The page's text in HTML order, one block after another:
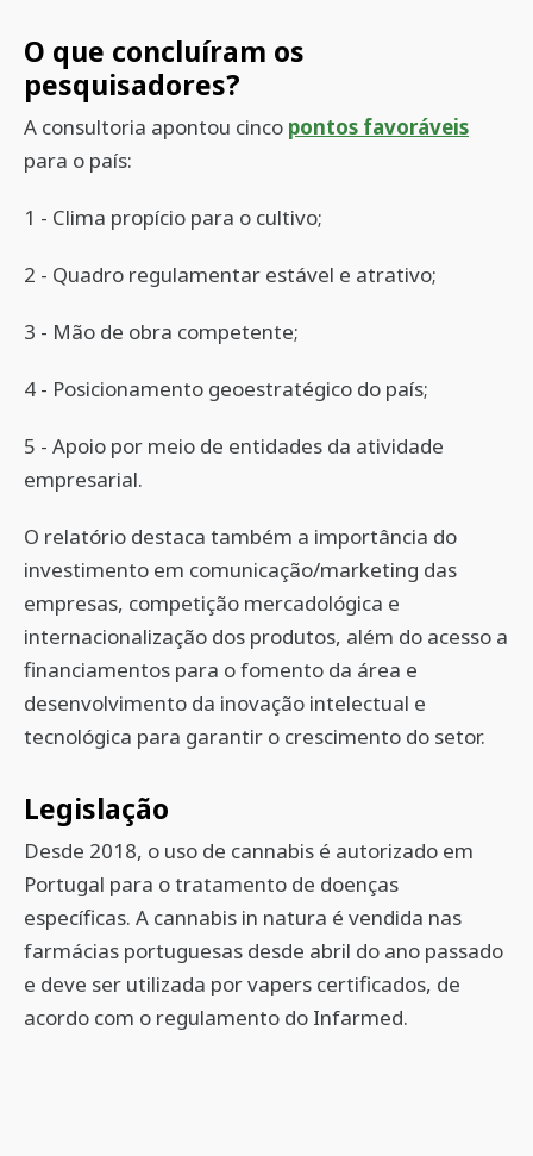
O que concluíram os
pesquisadores?
A consultoria apontou cinco pontos favoráveis
para o país:
1 - Clima propício para o cultivo;
2 - Quadro regulamentar estável e atrativo;
3 - Mão de obra competente;
4 - Posicionamento geoestratégico do país;
5 - Apoio por meio de entidades da atividade
empresarial.
O relatório destaca também a importância do
investimento em comunicação/marketing das
empresas, competição mercadológica e
internacionalização dos produtos, além do acesso a
financiamentos para o fomento da área e
desenvolvimento da inovação intelectual e
tecnológica para garantir o crescimento do setor.
Legislação
Desde 2018, o uso de cannabis é autorizado em
Portugal para o tratamento de doenças
específicas. A cannabis in natura é vendida nas
farmácias portuguesas desde abril do ano passado
e deve ser utilizada por vapers certificados, de
acordo com o regulamento do Infarmed.